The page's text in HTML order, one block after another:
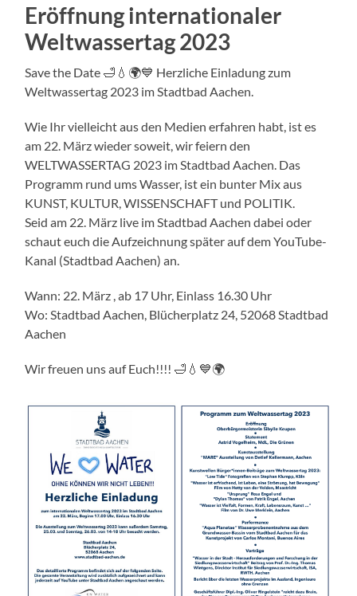
Eröffnung internationaler
Weltwassertag 2023
Save the Date 🛁💧🌍💙 Herzliche Einladung zum
Weltwassertag 2023 im Stadtbad Aachen.
Wie Ihr vielleicht aus den Medien erfahren habt, ist es
am 22. März wieder soweit, wir feiern den
WELTWASSERTAG 2023 im Stadtbad Aachen. Das
Programm rund ums Wasser, ist ein bunter Mix aus
KUNST, KULTUR, WISSENSCHAFT und POLITIK.
Seid am 22. März live im Stadtbad Aachen dabei oder
schaut euch die Aufzeichnung später auf dem YouTube-
Kanal (Stadtbad Aachen) an.
Wann: 22. März , ab 17 Uhr, Einlass 16.30 Uhr
Wo: Stadtbad Aachen, Blücherplatz 24, 52068 Stadtbad
Aachen
Wir freuen uns auf Euch!!!! 🛁💧💙🌍